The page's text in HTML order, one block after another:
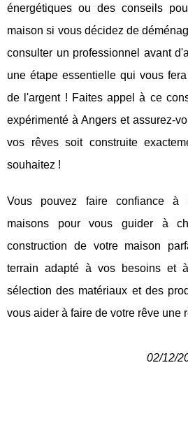
énergétiques ou des conseils
maison si vous décidez de
consulter un professionnel avant
une étape essentielle qui vous
de l'argent ! Faites appel à ce
expérimenté à Angers et assurez-
vos rêves soit construite
souhaitez !
Vous pouvez faire confiance à
maisons pour vous guider à
construction de votre maison
terrain adapté à vos besoins et
sélection des matériaux et des
vous aider à faire de votre rêve une
02/12/